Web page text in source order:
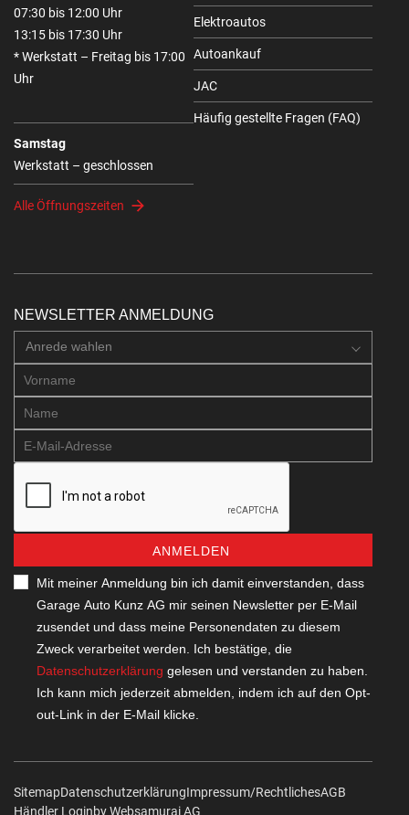
07:30 bis 12:00 Uhr
13:15 bis 17:30 Uhr
* Werkstatt – Freitag bis 17:00
Uhr
Samstag
Werkstatt – geschlossen
Alle Öffnungszeiten
Elektroautos
Autoankauf
JAC
Häufig gestellte Fragen (FAQ)
NEWSLETTER ANMELDUNG
Anrede wahlen
ANMELDEN
Mit meiner Anmeldung bin ich damit einverstanden, dass
Garage Auto Kunz AG mir seinen Newsletter per E-Mail
zusendet und dass meine Personendaten zu diesem
Zweck verarbeitet werden. Ich bestätige, die
Datenschutzerklärung gelesen und verstanden zu haben.
Ich kann mich jederzeit abmelden, indem ich auf den Opt-
out-Link in der E-Mail klicke.
SitemapDatenschutzerklärungImpressum/RechtlichesAGB
Händler Loginby Web­sa­mu­rai AG